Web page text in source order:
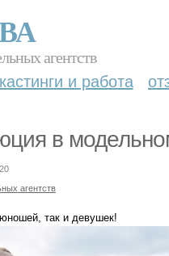
агентств
кастинги и работа
в
агентств
так и девушек!